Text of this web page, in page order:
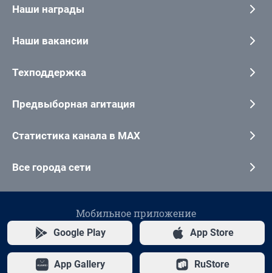
Наши награды
Наши вакансии
Техподдержка
Предвыборная агитация
Статистика канала в MAX
Все города сети
Мобильное приложение
Google Play App Store
App Gallery RuStore